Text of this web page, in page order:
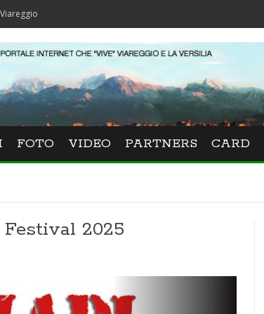
FOTO VIDEO PARTNERS CARD
2025